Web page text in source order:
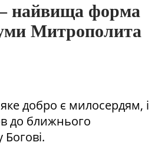
найвища форма
Митрополита
добро є милосердям, і
до ближнього